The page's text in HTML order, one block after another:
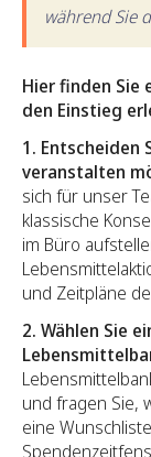
während Sie
Hier finden Sie
den Einstieg
1. Entscheiden
veranstalten
sich für unser
klassische
im Büro
und Zeitpläne
2. Wählen Sie
und fragen Sie,
eine